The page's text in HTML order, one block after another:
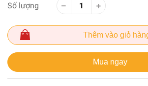
Số lượng
Thêm vào giỏ
Mua ngay